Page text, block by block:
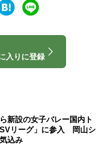
入りに登録
新設の女子バレー国内ト
リーグ」に参入 岡山シ
込み